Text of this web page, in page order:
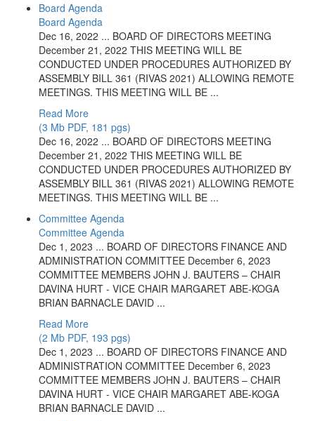
Board Agenda
Board Agenda
Dec 16, 2022 ... BOARD OF DIRECTORS MEETING
December 21, 2022 THIS MEETING WILL BE
CONDUCTED UNDER PROCEDURES AUTHORIZED BY
ASSEMBLY BILL 361 (RIVAS 2021) ALLOWING REMOTE
MEETINGS. THIS MEETING WILL BE ...
Read More
(3 Mb PDF, 181 pgs)
Dec 16, 2022 ... BOARD OF DIRECTORS MEETING
December 21, 2022 THIS MEETING WILL BE
CONDUCTED UNDER PROCEDURES AUTHORIZED BY
ASSEMBLY BILL 361 (RIVAS 2021) ALLOWING REMOTE
MEETINGS. THIS MEETING WILL BE ...
Committee Agenda
Committee Agenda
Dec 1, 2023 ... BOARD OF DIRECTORS FINANCE AND
ADMINISTRATION COMMITTEE December 6, 2023
COMMITTEE MEMBERS JOHN J. BAUTERS – CHAIR
DAVINA HURT - VICE CHAIR MARGARET ABE-KOGA
BRIAN BARNACLE DAVID ...
Read More
(2 Mb PDF, 193 pgs)
Dec 1, 2023 ... BOARD OF DIRECTORS FINANCE AND
ADMINISTRATION COMMITTEE December 6, 2023
COMMITTEE MEMBERS JOHN J. BAUTERS – CHAIR
DAVINA HURT - VICE CHAIR MARGARET ABE-KOGA
BRIAN BARNACLE DAVID ...